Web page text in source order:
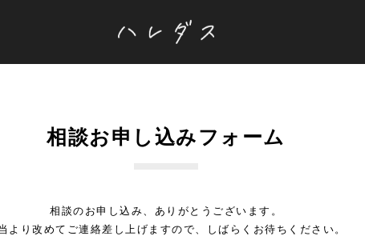
相談お申し込みフォーム
相談のお申し込み、ありがとうございます。
より改めてご連絡差し上げますので、しばらくお待ちください。